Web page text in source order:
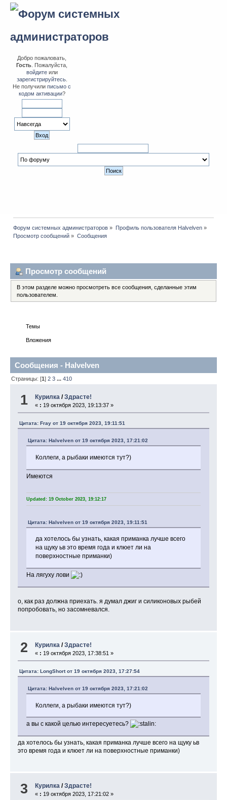
Добро пожаловать,
Гость . Пожалуйста,
войдитеили
зарегистрируйтесь.
Не получилиписьмо с
кодом активации?
Форум системных администраторов » Профиль пользователя Halvelven»
Просмотр сообщений » Сообщения
Просмотр сообщений
В этом разделе можно просмотреть все сообщения, сделанные этим
пользователем.
Темы
Вложения
Сообщения - Halvelven
Страницы: [1]2 3 ...410
1 Курилка /Здрасте!
« : 19 октября 2023, 19:13:37 »
Цитата: Fray от 19 октября 2023, 19:11:51
Цитата: Halvelven от 19 октября 2023, 17:21:02
Коллеги, а рыбаки имеются тут?)
Имеются
Updated: 19 October 2023, 19:12:17
Цитата: Halvelven от 19 октября 2023, 19:11:51
да хотелось бы узнать, какая приманка лучше всего
на щуку ьв это время года и клюет ли на
поверхностные приманки)
На лягуху лови
о, как раз должна приехать. я думал джиг и силиконовых рыбей
попробовать, но засомневался.
2 Курилка /Здрасте!
« : 19 октября 2023, 17:38:51 »
Цитата: LongShort от 19 октября 2023, 17:27:54
Цитата: Halvelven от 19 октября 2023, 17:21:02
Коллеги, а рыбаки имеются тут?)
а вы с какой целью интересуетесь?
да хотелось бы узнать, какая приманка лучше всего на щуку ьв
это время года и клюет ли на поверхностные приманки)
3 Курилка /Здрасте!
« : 19 октября 2023, 17:21:02 »